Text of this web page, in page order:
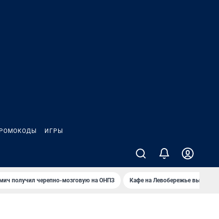
ИГРЫ
получил черепно-мозговую на ОНПЗ Кафе на Левобережье